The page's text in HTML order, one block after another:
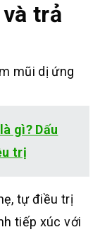
trả
mũi dị ứng
gì? Dấu
trị
tự điều trị
tiếp xúc với